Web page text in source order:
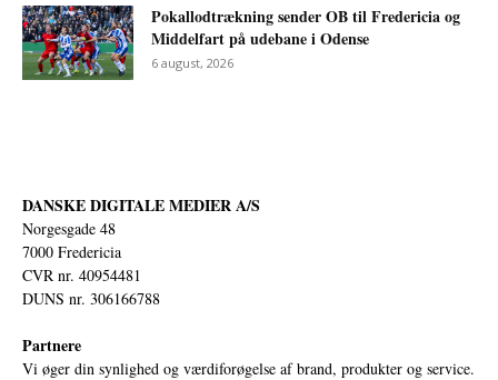
Pokallodtrækning sender OB til Fredericia og
Middelfart på udebane i Odense
6 august, 2026
DANSKE DIGITALE MEDIER A/S
Norgesgade 48
7000 Fredericia
CVR nr. 40954481
DUNS nr. 306166788
Partnere
Vi øger din synlighed og værdiforøgelse af brand, produkter og service.